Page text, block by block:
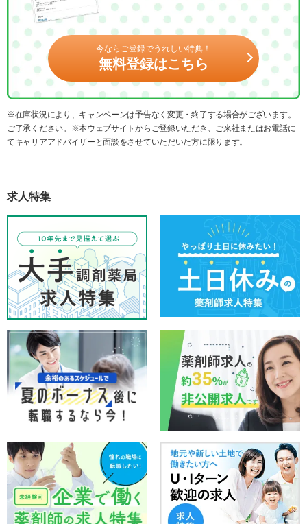
今ならご登録でうれしい特典！
無料登録はこちら
※在庫状況により、キャンペーンは予告なく変更・終了する場合がございます。
ご了承ください。※本ウェブサイトからご登録いただき、ご来社またはお電話に
てキャリアアドバイザーと面談をさせていただいた方に限ります。
求人特集